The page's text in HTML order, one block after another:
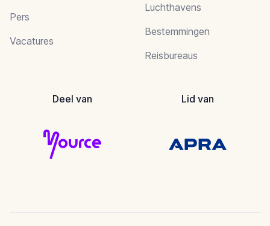
Pers
Vacatures
Luchthavens
Bestemmingen
Reisbureaus
Deel van Lid van